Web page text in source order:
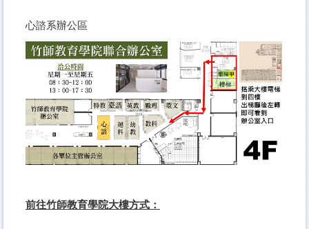
心諮系辦公區
前往竹師教育學院大樓方式：